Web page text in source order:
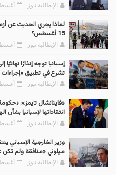
الإيطالية نيوز أغسطس
لماذا يجري الحديث عن
15 أغسطس؟
الإيطالية نيوز أغسطس
إسبانيا توجه إنذارًا نهائيًا
تشرع في تطبيق «إجراءات
الإيطالية نيوز أغسطس
«فاينانشال تايمز»:
انتقاداتها لإسبانيا بشأن
الإيطالية نيوز أغسطس
وزير الخارجية الإسباني
ميلوني «منافقة ولم
الإيطالية نيوز أغسطس